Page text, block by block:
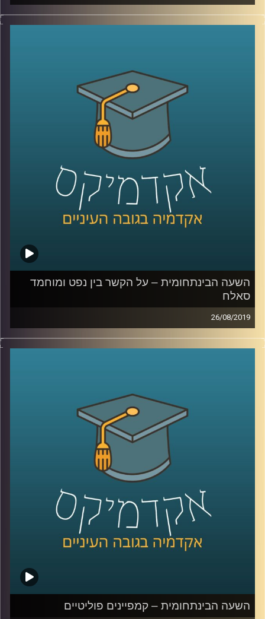
ביולי 2018 עבר בכנסת, ברוב של 62 חברי
ד״ר רונית לוין שנור, מרצה בכירה בביה"ס הארי
רדזינר למשפטים, מומחית לדיני קניין תכנון
ובנייה מספרת לנו על דרמה מעניינת במיוחד
שקשורה לסעיף הקרוי- "התיישבות יהודית",
זאת במסגרת המחקר
שערכה יחד עם עמיתה
ד"ר אדם שנער.
קרדיט תמונות:AudioVersity
השעה הבינתחומית – על הקשר בין נפט ומוחמד
סאלח
26/08/2019
לאורך שנים המזה"ת היווה אזור חשוב ביותר
באוצרות הטבע שיכלו להפיק בו, כשבראשם
כמובן נמצא הזהב השחור.
אבל למה בשנים האחרונות מדינות המפרץ
מבינות שהן צריכות לשנות את תוכניותיהן בנוגע
למשאב זה? ואיך מו סאלח קשור לכל העניין
ד"ר יוסי מן, חוקר את כלכלת המזה"ת מביה"ס
לאודר לממשל דיפלומטיה ואסטרטגיה
באוניברסיטת רייכמן, מסביר על הגורמים
במזה"ת (רמז- מתחילה בי' נגמרת בל' ובאמצע
השעה הבינתחומית – קמפיינים פוליטיים